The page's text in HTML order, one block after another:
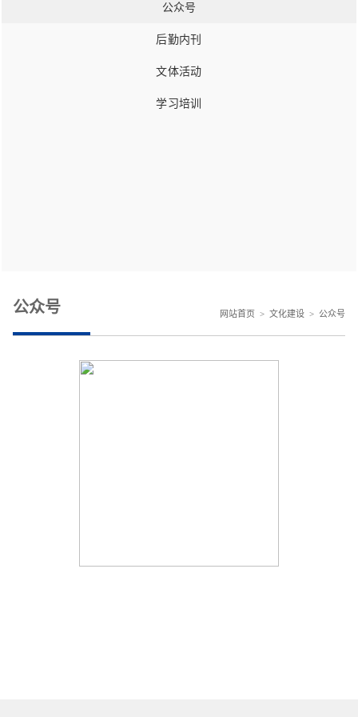
公众号
后勤内刊
文体活动
学习培训
公众号 网站首页 >文化建设 >公众号